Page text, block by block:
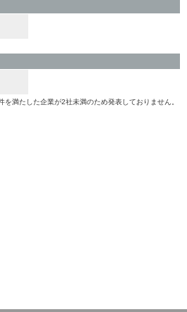
満たした企業が2社未満のため発表しておりません。